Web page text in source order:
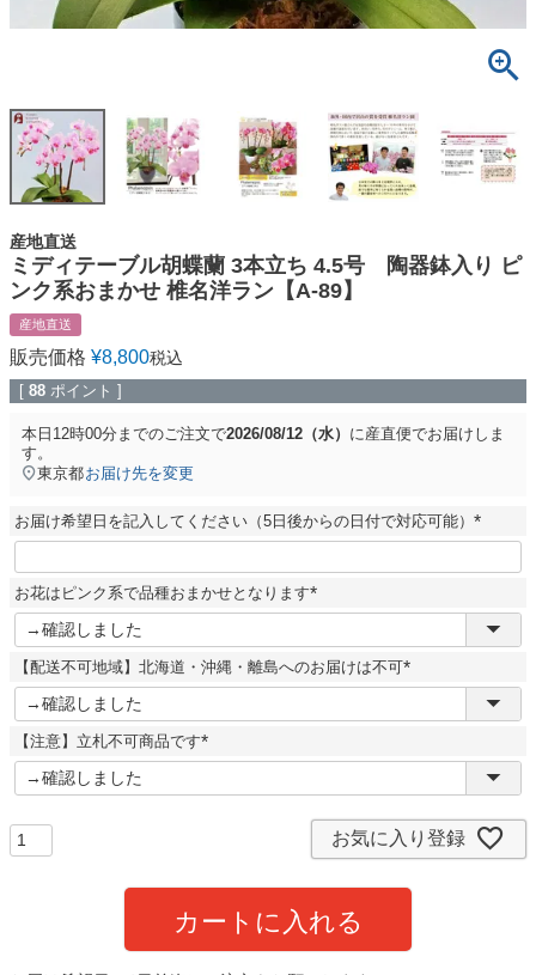
産地直送
ミディテーブル胡蝶蘭 3本立ち 4.5号 陶器鉢入り ピ
ンク系おまかせ 椎名洋ラン【A-89】
産地直送
販売価格 ¥8,800税込
[ 88 ポイント ]
本日 12時00分 までのご注文で2026/08/12（水） に 産直便でお届けしま
す。
東京都お届け先を変更
お届け希望日を記入してください（5日後からの日付で対応可能）
(
お花はピンク系で品種おまかせとなります
(
須
)
【配送不可地域】北海道・沖縄・離島へのお届けは不可
(
須
【注意】立札不可商品です
(
須
お気に入り登録
カートに入れる